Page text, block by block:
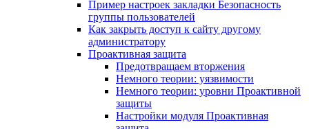
Пример настроек закладки Безопасность
группы пользователей
Как закрыть доступ к сайту другому
администратору
Проактивная защита
Предотвращаем вторжения
Немного теории: уязвимости
Немного теории: уровни Проактивной
защиты
Настройки модуля Проактивная